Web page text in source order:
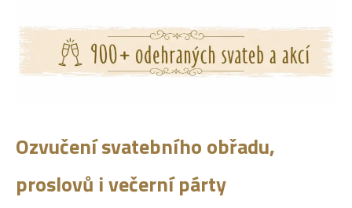
Ozvučení svatebního obřadu,
proslovů i večerní párty